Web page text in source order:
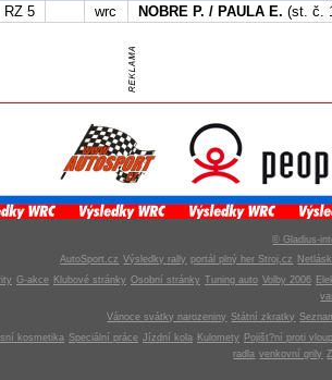
RZ 5 wrc NOBRE P. / PAULA E. (st. č.
© Gladius-
AutoSport.cz Výsledky rally portál plný her Stroj.cz
G-akce Klubové stránky Osobní stránky Tuning auto Volby 2006
Vánoce svátky narozeniny Státní zkratky
kosmetika Speciální práce Jízdní kola Kulomety
Pojišt?ní proti
radla venkovní grily